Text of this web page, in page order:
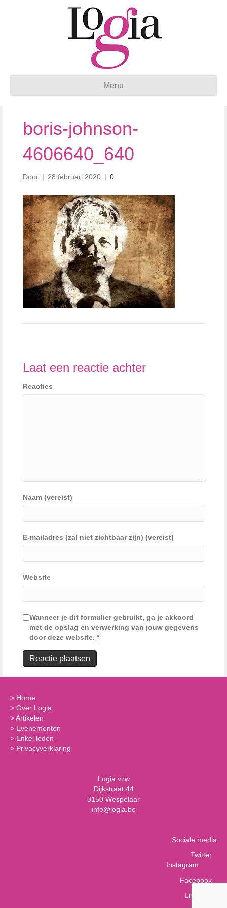
Menu
boris-johnson-
4606640_640
Door | 28 februari 2020 | 0
Laat een reactie achter
Reacties
Naam (vereist)
E-mailadres (zal niet zichtbaar zijn) (vereist)
Website
Wanneer je dit formulier gebruikt, ga je akkoord
met de opslag en verwerking van jouw gegevens
door deze website. *
> Home
> Over Logia
>Artikelen
> Evenementen
> Enkel leden
> Privacyverklaring
Logia vzw
Dijkstraat 44
3150 Wespelaar
info@logia.be
Sociale media
Twitter
Instagram
Facebook
LinkedIn